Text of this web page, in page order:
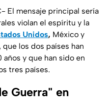
El mensaje principal sería
violan el espíritu y la
Unidos, México y
los dos países han
y que han sido en
tres países.
Guerra" en